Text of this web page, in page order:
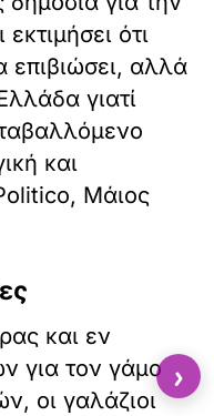
ότι
επιβιώσει, αλλά
γιατί
και
Μάιος
και εν
για τον γάμο
οι γαλάζιοι
›